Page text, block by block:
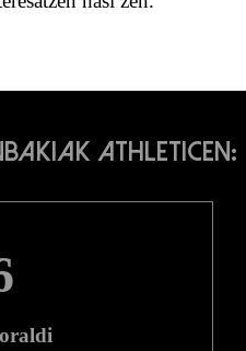
Athleticen: